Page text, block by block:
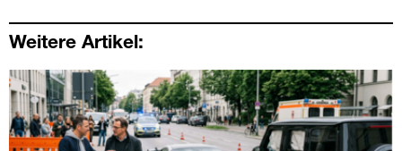
Weitere Artikel: